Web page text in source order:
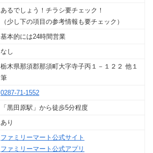
あるでしょう！チラシ要チェック！
（少し下の項目の参考情報も要チェック）
基本的には24時間営業
なし
栃木県那須郡那須町大字寺子丙１－１２２ 他１
筆
0287-71-1552
「黒田原駅」から徒歩5分程度
あり
ファミリーマート公式サイト
ファミリーマート公式アプリ